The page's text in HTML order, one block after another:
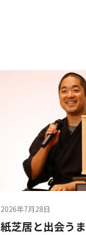
2026年7月28日
紙芝居と出会う